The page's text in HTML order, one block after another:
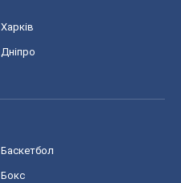
Харків
Дніпро
Баскетбол
Бокс